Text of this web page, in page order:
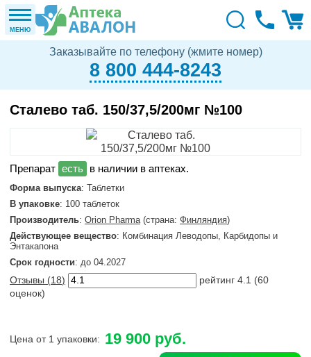
МЕНЮ
Заказывайте по телефону (жмите номер)
8 800 444-8243
Сталево таб. 150/37,5/200мг №100
в наличии в аптеках.
Форма выпуска: Таблетки
В упаковке: 100 таблеток
Производитель: Orion Pharma(страна: Финляндия)
Действующее вещество: Комбинация Леводопы, Карбидопы и
Энтакапона
Срок годности: до 04.2027
Отзывы (18) рейтинг 4.1 (60
оценок)
Цена от 1 упаковки: 19 900 руб.